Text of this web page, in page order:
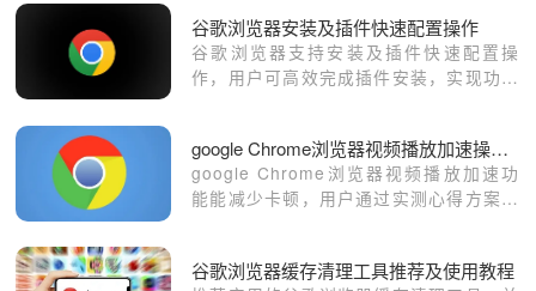
谷歌浏览器安装及插件快速配置操作
谷歌浏览器支持安装及插件快速配置操
作，用户可高效完成插件安装，实现功能
google Chrome浏览器视频播放加速操作实测心得方案
google Chrome浏览器视频播放加速功
能能减少卡顿，用户通过实测心得方案掌
谷歌浏览器缓存清理工具推荐及使用教程